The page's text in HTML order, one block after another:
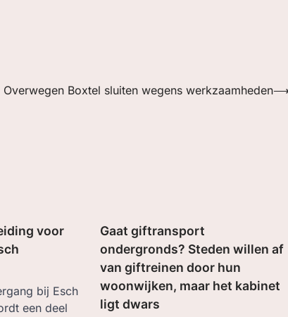
Overwegen Boxtel sluiten wegens werkzaamheden
voor
bij Esch
een deel
Gaat giftransport
ondergronds? Steden willen af
van giftreinen door hun
woonwijken, maar het kabinet
ligt dwars